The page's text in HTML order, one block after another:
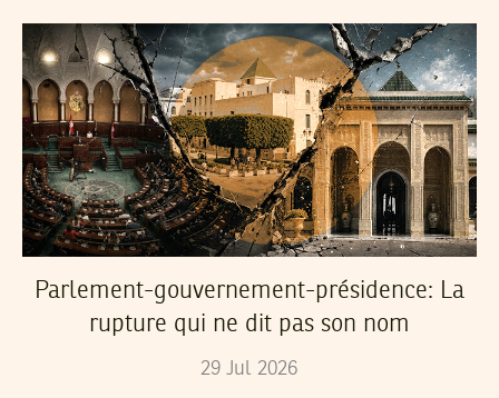
Parlement-gouvernement-présidence: La
rupture qui ne dit pas son nom
29 Jul 2026